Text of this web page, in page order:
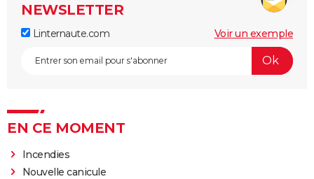
NEWSLETTER
Linternaute.com Voir un exemple
EN CE MOMENT
Incendies
Nouvelle canicule